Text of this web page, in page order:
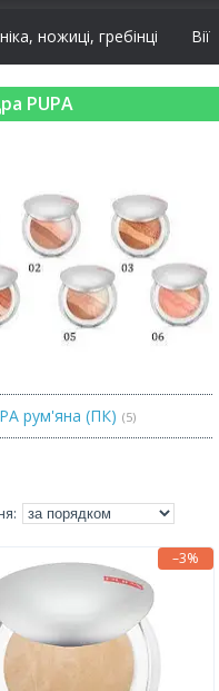
ножиці, гребінці Вії
PUPA
рум'яна (ПК) 5
–3%